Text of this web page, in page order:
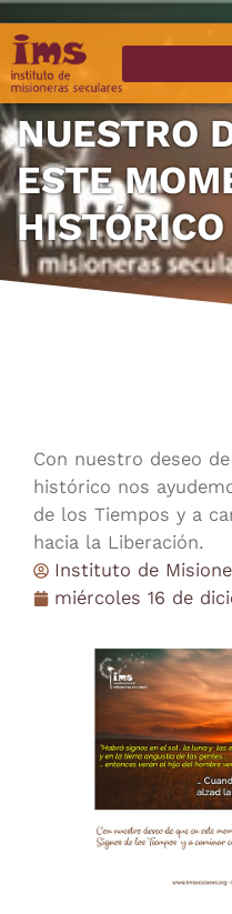
NUESTRO
ESTE
HISTÓRICO
Con nuestro deseo
histórico nos
de los Tiempos y a
hacia la Liberación.
Instituto de
miércoles 16 de